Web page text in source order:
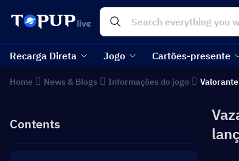
Recarga Direta Jogo Cartões-presente
Home News & Blogs Informações do jogo Valorante
Contents